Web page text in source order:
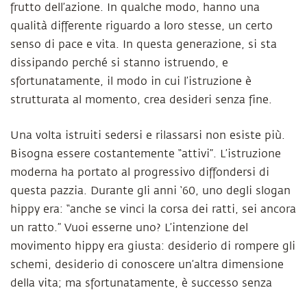
frutto dell’azione. In qualche modo, hanno una
qualità differente riguardo a loro stesse, un certo
senso di pace e vita. In questa generazione, si sta
dissipando perché si stanno istruendo, e
sfortunatamente, il modo in cui l’istruzione è
strutturata al momento, crea desideri senza fine.
Una volta istruiti sedersi e rilassarsi non esiste più.
Bisogna essere costantemente “attivi”. L’istruzione
moderna ha portato al progressivo diffondersi di
questa pazzia. Durante gli anni ‘60, uno degli slogan
hippy era: “anche se vinci la corsa dei ratti, sei ancora
un ratto.” Vuoi esserne uno? L’intenzione del
movimento hippy era giusta: desiderio di rompere gli
schemi, desiderio di conoscere un’altra dimensione
della vita; ma sfortunatamente, è successo senza